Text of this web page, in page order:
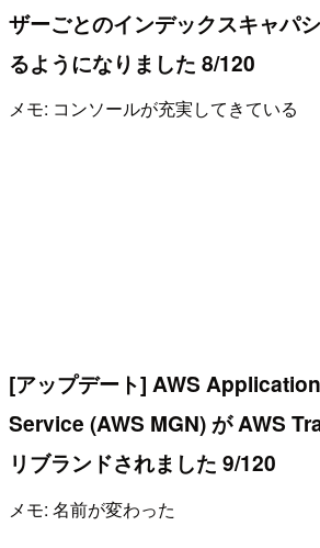
ザーごとのインデックスキャパ
るようになりました 8/120
メモ: コンソールが充実してきている
[アップデート] AWS
Service (AWS MGN) が AWS
リブランドされました 9/120
メモ: 名前が変わった